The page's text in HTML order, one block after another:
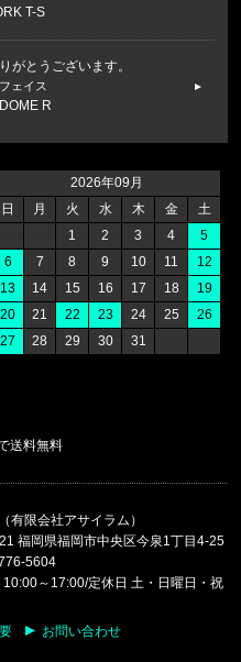
有限会社アサイラム）
福岡県福岡市中央区今泉1丁目4-25
5604
10:00～17:00/定休日 土・日曜日・祝
お問い合わせ
2026年09月
日
月 火 水 木 金
土
1
2 3 4
5
6
7 8 9 10 11
12
13
14 15 16 17 18
19
20
21 22 23 24 25
26
27
28 29 30 31
送料無料
T-S
がとうございます。
ェイス
R
ェイス
がとうございます。
イン
//865
がとうございます。
がとうございます。
ヤンキ
がとうございます。
ク PU866515
がとうございます。